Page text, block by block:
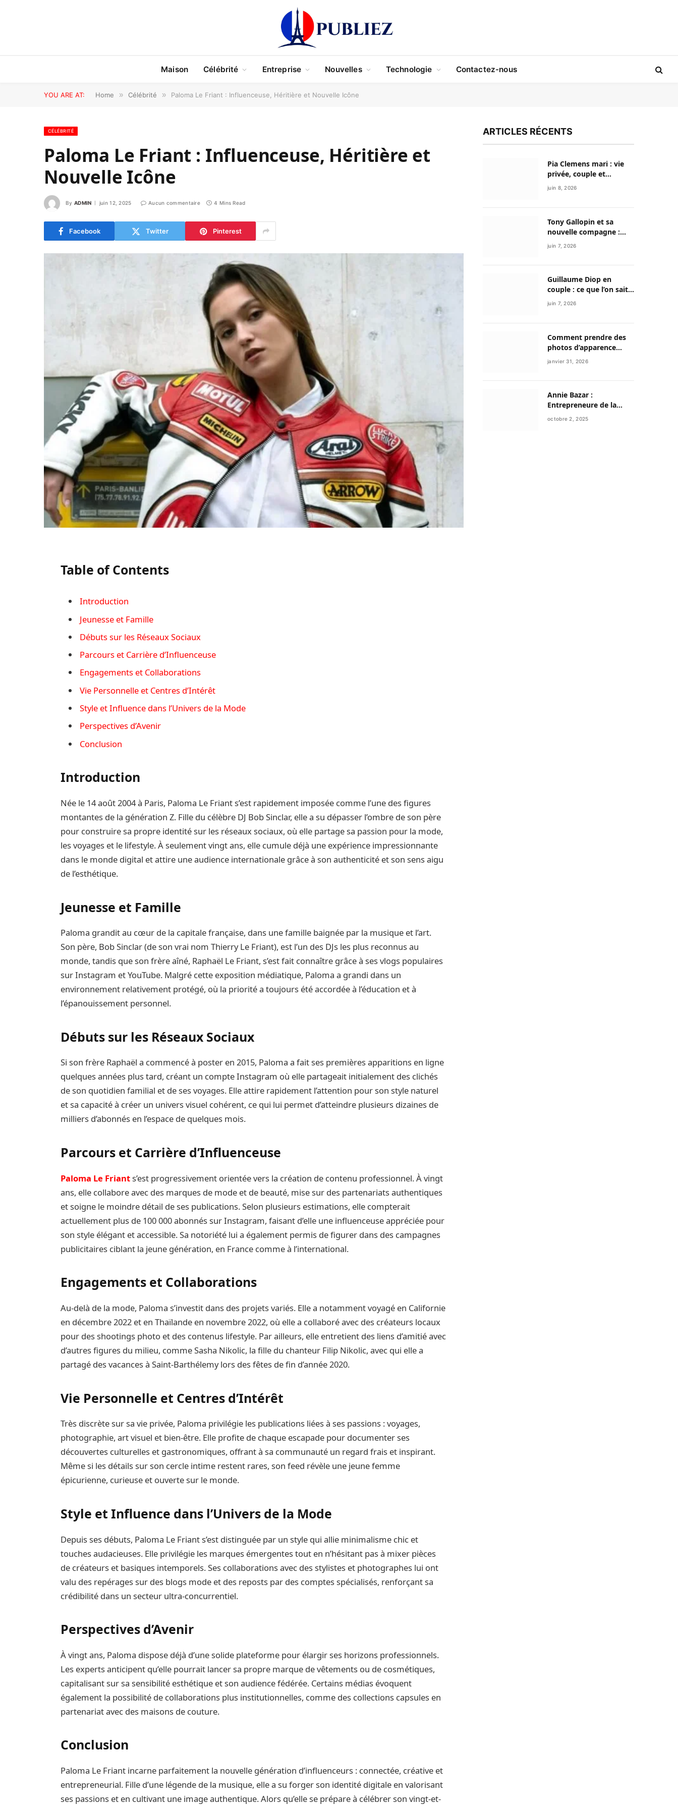
Maison Célébrité Entreprise Nouvelles Technologie Contactez-nous
YOU ARE AT: Home » Célébrité » Paloma Le Friant : Influenceuse, Héritière et Nouvelle Icône
CÉLÉBRITÉ
Paloma Le Friant : Influenceuse, Héritière et
Nouvelle Icône
By ADMIN juin 12, 2025 Aucun commentaire 4 Mins Read
Facebook Twitter Pinterest
Table of Contents
Introduction
Jeunesse et Famille
Débuts sur les Réseaux Sociaux
Parcours et Carrière d’Influenceuse
Engagements et Collaborations
Vie Personnelle et Centres d’Intérêt
Style et Influence dans l’Univers de la Mode
Perspectives d’Avenir
Conclusion
Introduction
Née le 14 août 2004 à Paris, Paloma Le Friant s’est rapidement imposée comme l’une des figures
montantes de la génération Z. Fille du célèbre DJ Bob Sinclar, elle a su dépasser l’ombre de son père
pour construire sa propre identité sur les réseaux sociaux, où elle partage sa passion pour la mode,
les voyages et le lifestyle. À seulement vingt ans, elle cumule déjà une expérience impressionnante
dans le monde digital et attire une audience internationale grâce à son authenticité et son sens aigu
de l’esthétique.
Jeunesse et Famille
Paloma grandit au cœur de la capitale française, dans une famille baignée par la musique et l’art.
Son père, Bob Sinclar (de son vrai nom Thierry Le Friant), est l’un des DJs les plus reconnus au
monde, tandis que son frère aîné, Raphaël Le Friant, s’est fait connaître grâce à ses vlogs populaires
sur Instagram et YouTube. Malgré cette exposition médiatique, Paloma a grandi dans un
environnement relativement protégé, où la priorité a toujours été accordée à l’éducation et à
l’épanouissement personnel.
Débuts sur les Réseaux Sociaux
Si son frère Raphaël a commencé à poster en 2015, Paloma a fait ses premières apparitions en ligne
quelques années plus tard, créant un compte Instagram où elle partageait initialement des clichés
de son quotidien familial et de ses voyages. Elle attire rapidement l’attention pour son style naturel
et sa capacité à créer un univers visuel cohérent, ce qui lui permet d’atteindre plusieurs dizaines de
milliers d’abonnés en l’espace de quelques mois.
Parcours et Carrière d’Influenceuse
Paloma Le Friants’est progressivement orientée vers la création de contenu professionnel. À vingt
ans, elle collabore avec des marques de mode et de beauté, mise sur des partenariats authentiques
et soigne le moindre détail de ses publications. Selon plusieurs estimations, elle compterait
actuellement plus de 100 000 abonnés sur Instagram, faisant d’elle une influenceuse appréciée pour
son style élégant et accessible. Sa notoriété lui a également permis de figurer dans des campagnes
publicitaires ciblant la jeune génération, en France comme à l’international.
Engagements et Collaborations
Au-delà de la mode, Paloma s’investit dans des projets variés. Elle a notamment voyagé en Californie
en décembre 2022 et en Thaïlande en novembre 2022, où elle a collaboré avec des créateurs locaux
pour des shootings photo et des contenus lifestyle. Par ailleurs, elle entretient des liens d’amitié avec
d’autres figures du milieu, comme Sasha Nikolic, la fille du chanteur Filip Nikolic, avec qui elle a
partagé des vacances à Saint-Barthélemy lors des fêtes de fin d’année 2020.
Vie Personnelle et Centres d’Intérêt
Très discrète sur sa vie privée, Paloma privilégie les publications liées à ses passions : voyages,
photographie, art visuel et bien-être. Elle profite de chaque escapade pour documenter ses
découvertes culturelles et gastronomiques, offrant à sa communauté un regard frais et inspirant.
Même si les détails sur son cercle intime restent rares, son feed révèle une jeune femme
épicurienne, curieuse et ouverte sur le monde.
Style et Influence dans l’Univers de la Mode
Depuis ses débuts, Paloma Le Friant s’est distinguée par un style qui allie minimalisme chic et
touches audacieuses. Elle privilégie les marques émergentes tout en n’hésitant pas à mixer pièces
de créateurs et basiques intemporels. Ses collaborations avec des stylistes et photographes lui ont
valu des repérages sur des blogs mode et des reposts par des comptes spécialisés, renforçant sa
crédibilité dans un secteur ultra-concurrentiel.
Perspectives d’Avenir
À vingt ans, Paloma dispose déjà d’une solide plateforme pour élargir ses horizons professionnels.
Les experts anticipent qu’elle pourrait lancer sa propre marque de vêtements ou de cosmétiques,
capitalisant sur sa sensibilité esthétique et son audience fédérée. Certains médias évoquent
également la possibilité de collaborations plus institutionnelles, comme des collections capsules en
partenariat avec des maisons de couture.
Conclusion
Paloma Le Friant incarne parfaitement la nouvelle génération d’influenceurs : connectée, créative et
entrepreneurial. Fille d’une légende de la musique, elle a su forger son identité digitale en valorisant
ses passions et en cultivant une image authentique. Alors qu’elle se prépare à célébrer son vingt-et-
ARTICLES RÉCENTS
Pia Clemens mari : vie
privée, couple et
discrétion de la
journaliste sportive
juin 8, 2026
Tony Gallopin et sa
nouvelle compagne :
entre discrétion,
reconstruction et
juin 7, 2026
Guillaume Diop en
couple : ce que l’on sait
vraiment de sa vie
sentimentale et de son
juin 7, 2026
Comment prendre des
photos d’apparence
professionnelle avec
votre smartphone ?
janvier 31, 2026
Annie Bazar :
Entrepreneure de la
mode circulaire et figure
émergente
octobre 2, 2025